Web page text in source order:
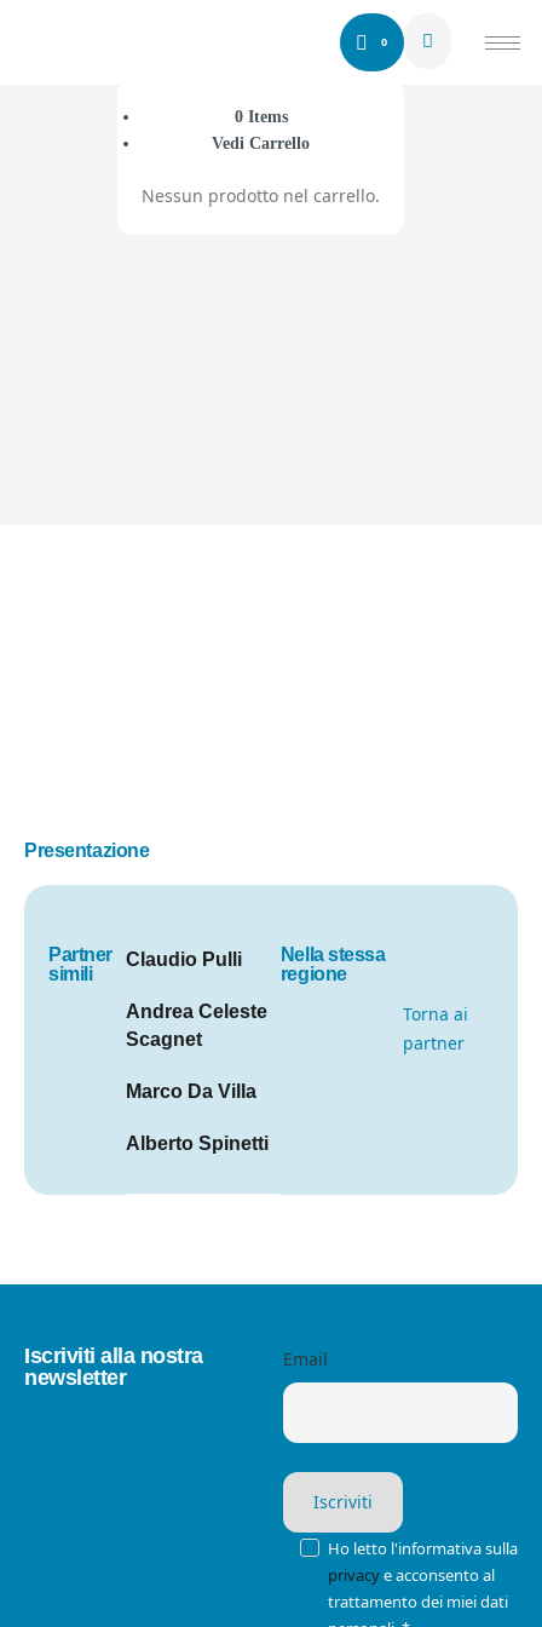
0
0Items
Vedi Carrello
Nessun prodotto nel carrello.
Laura Elia
Presentazione
Partner
simili
Claudio Pulli
Andrea Celeste
Scagnet
Marco Da Villa
Alberto Spinetti
Nella stessa
regione
Torna ai
partner
Iscriviti alla nostra
newsletter
Email
Ho letto l'informativa sulla
privacye acconsento al
trattamento dei miei dati